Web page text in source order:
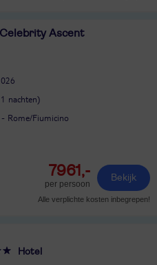
Ascent
nachten)
Rome/Fiumicino
7961,-
per persoon
Bekijk
Alle verplichte kosten inbegrepen!
Hotel